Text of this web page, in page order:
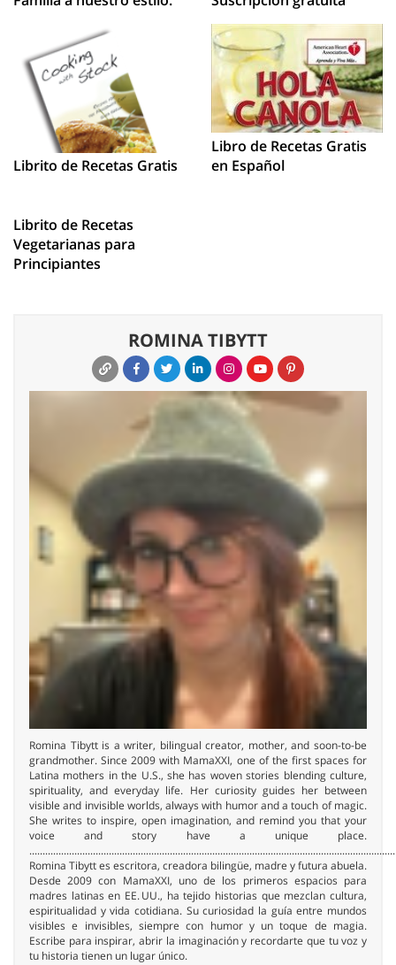
Librito de Recetas Gratis
Libro de Recetas Gratis
en Español
Librito de Recetas
Vegetarianas para
Principiantes
ROMINA TIBYTT
Romina Tibytt is a writer, bilingual creator, mother, and soon-to-be
grandmother. Since 2009 with MamaXXI, one of the first spaces for
Latina mothers in the U.S., she has woven stories blending culture,
spirituality, and everyday life. Her curiosity guides her between
visible and invisible worlds, always with humor and a touch of magic.
She writes to inspire, open imagination, and remind you that your
voice and story have a unique place.
Romina Tibytt es escritora, creadora bilingüe, madre y futura abuela.
Desde 2009 con MamaXXI, uno de los primeros espacios para
madres latinas en EE. UU., ha tejido historias que mezclan cultura,
espiritualidad y vida cotidiana. Su curiosidad la guía entre mundos
visibles e invisibles, siempre con humor y un toque de magia.
Escribe para inspirar, abrir la imaginación y recordarte que tu voz y
tu historia tienen un lugar único.